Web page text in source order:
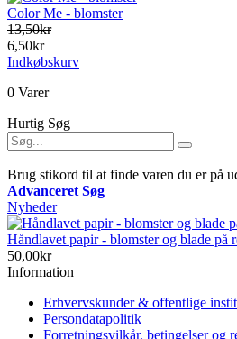
Color Me - blomster
13,50kr
6,50kr
Indkøbskurv
0 Varer
Hurtig Søg
Brug stikord til at finde varen du er på
Advanceret Søg
Nyheder
Håndlavet papir - blomster og blade på
50,00kr
Information
Erhvervskunder & offentlige
Persondatapolitik
Forretningsvilkår, betingelser og